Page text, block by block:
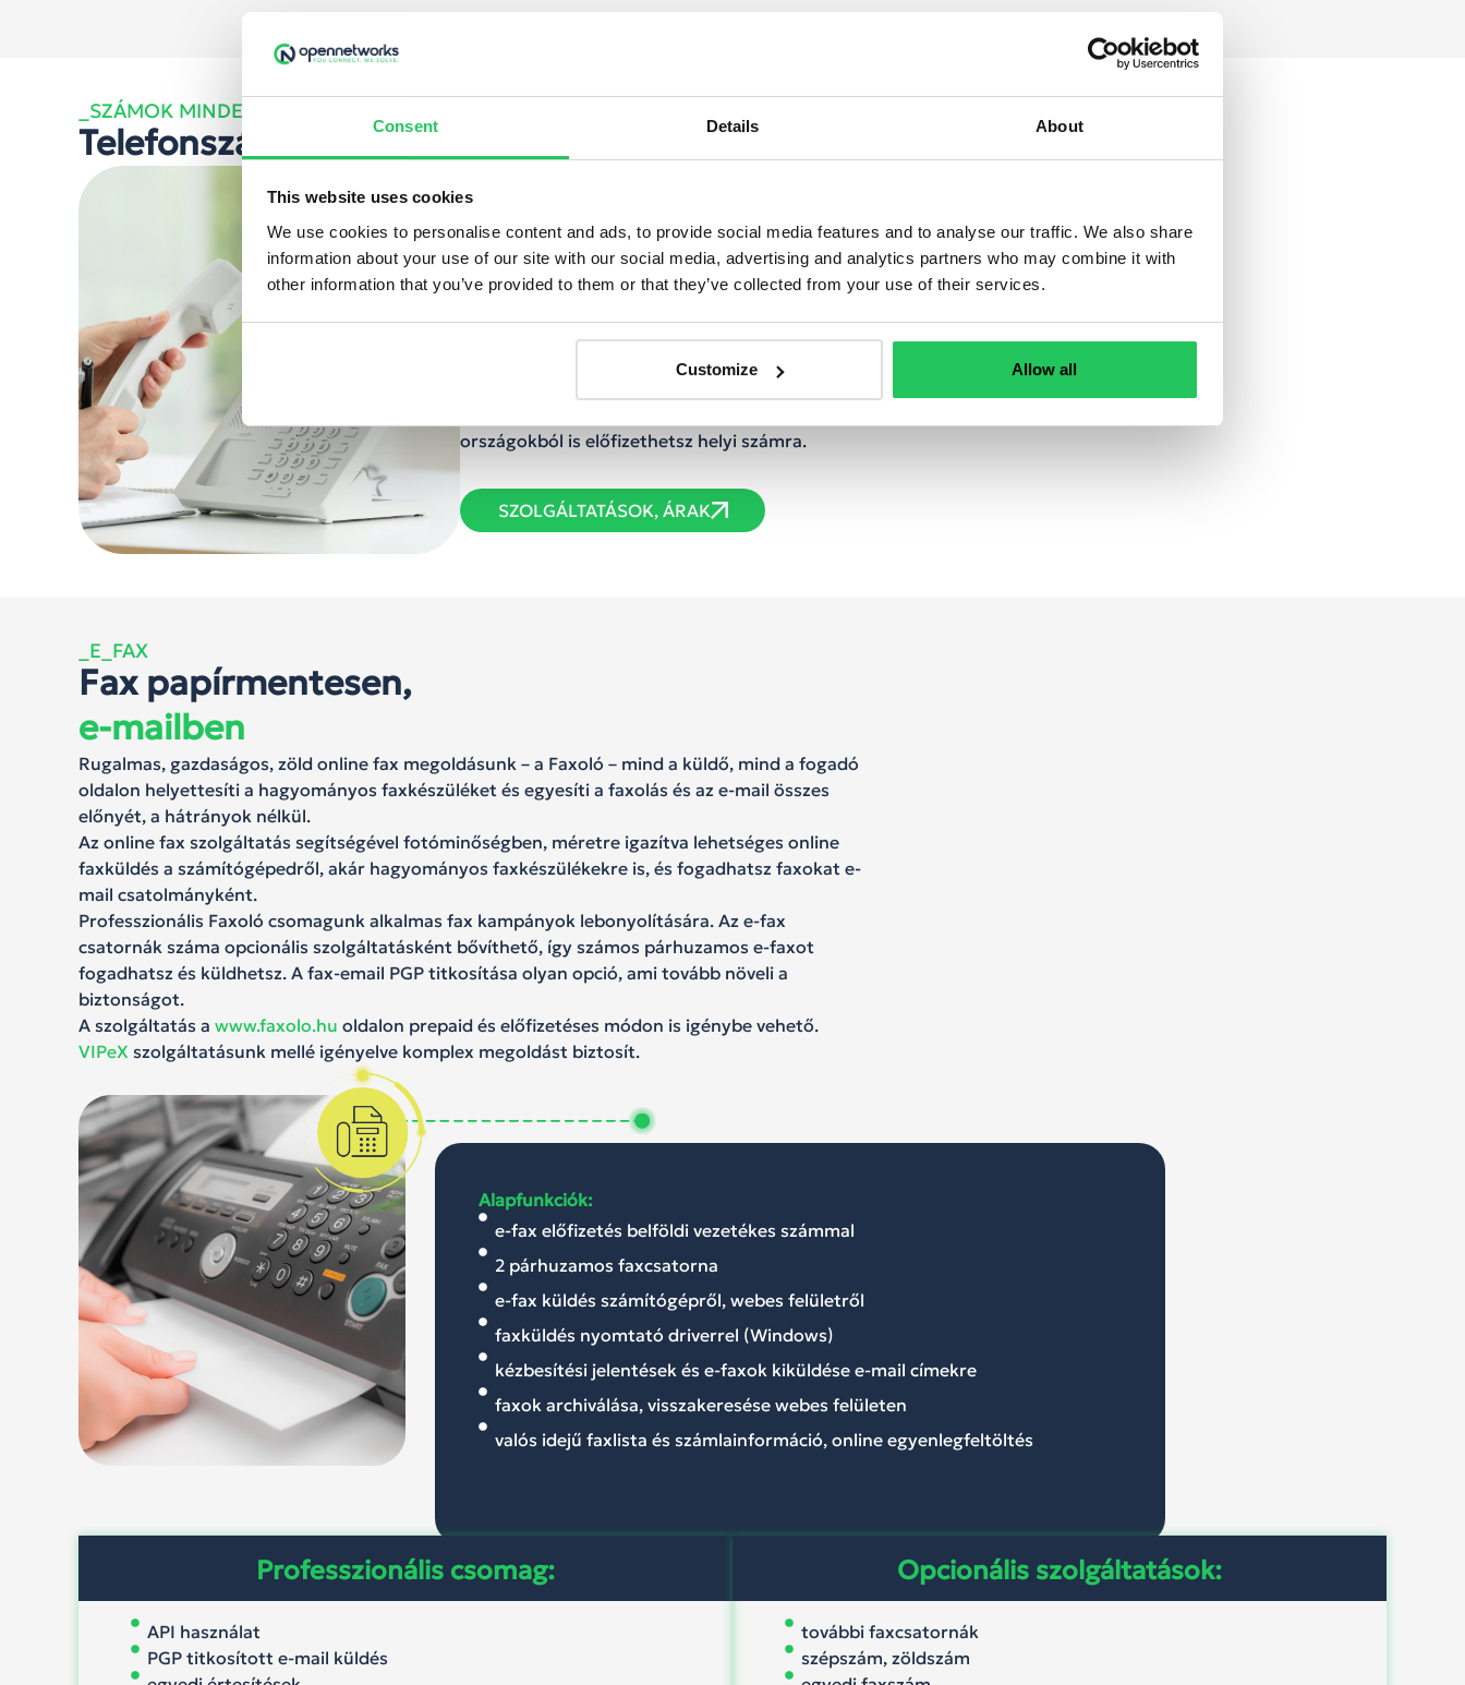
Consent Details About
This website uses cookies
We use cookies to personalise content and ads, to provide social media features and to analyse our traffic. We also share
information about your use of our site with our social media, advertising and analytics partners who may combine it with
other information that you’ve provided to them or that they’ve collected from your use of their services.
Customize Allow all
_SZÁMOK MINDEN ÜZLETI IGÉNYHEZ
Telefonszámok
vezetékes telefonszámot. Szolgáltatásainkhoz ingyenes ügyfélhívást
biztosító zöld számra, könnyen megjegyezhető szép számra, egyedi
előfizetési számra, emelt díjas telefonszámra vagy akár rövid
hívószámra is előfizethetsz.
kapcsolatot egy-két európai célországgal. Ideális külföldi
kirendeltségeknek, helyi irodáknak is, vagy olyan határokon átívelő
országokból is előfizethetsz helyi számra.
SZOLGÁLTATÁSOK, ÁRAK
_E_FAX
Fax papírmentesen,
e-mailben
Rugalmas, gazdaságos, zöld online fax megoldásunk – a Faxoló – mind a küldő, mind a fogadó
oldalon helyettesíti a hagyományos faxkészüléket és egyesíti a faxolás és az e-mail összes
előnyét, a hátrányok nélkül.
Az online fax szolgáltatás segítségével fotóminőségben, méretre igazítva lehetséges online
faxküldés a számítógépedről, akár hagyományos faxkészülékekre is, és fogadhatsz faxokat e-
mail csatolmányként.
Professzionális Faxoló csomagunk alkalmas fax kampányok lebonyolítására. Az e-fax
csatornák száma opcionális szolgáltatásként bővíthető, így számos párhuzamos e-faxot
fogadhatsz és küldhetsz. A fax-email PGP titkosítása olyan opció, ami tovább növeli a
biztonságot.
A szolgáltatás a www.faxolo.hu oldalon prepaid és előfizetéses módon is igénybe vehető.
VIPeX szolgáltatásunk mellé igényelve komplex megoldást biztosít.
Alapfunkciók:
e-fax előfizetés belföldi vezetékes számmal
2 párhuzamos faxcsatorna
e-fax küldés számítógépről, webes felületről
faxküldés nyomtató driverrel (Windows)
kézbesítési jelentések és e-faxok kiküldése e-mail címekre
faxok archiválása, visszakeresése webes felületen
valós idejű faxlista és számlainformáció, online egyenlegfeltöltés
Professzionális csomag:
API használat
PGP titkosított e-mail küldés
Opcionális szolgáltatások:
további faxcsatornák
szépszám, zöldszám